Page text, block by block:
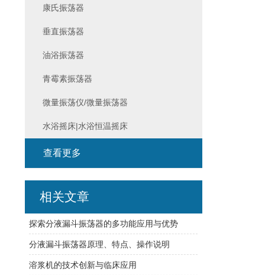
康氏振荡器
垂直振荡器
油浴振荡器
青霉素振荡器
微量振荡仪/微量振荡器
水浴摇床|水浴恒温摇床
查看更多
相关文章
探索分液漏斗振荡器的多功能应用与优势
分液漏斗振荡器原理、特点、操作说明
溶浆机的技术创新与临床应用